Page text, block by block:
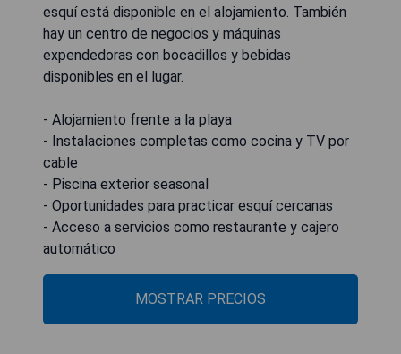
esquí está disponible en el alojamiento. También
hay un centro de negocios y máquinas
expendedoras con bocadillos y bebidas
disponibles en el lugar.
- Alojamiento frente a la playa
- Instalaciones completas como cocina y TV por
cable
- Piscina exterior seasonal
- Oportunidades para practicar esquí cercanas
- Acceso a servicios como restaurante y cajero
automático
MOSTRAR PRECIOS